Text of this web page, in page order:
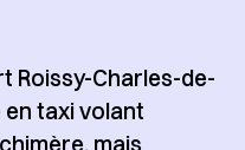
Roissy-Charles-de-
en taxi volant
mais